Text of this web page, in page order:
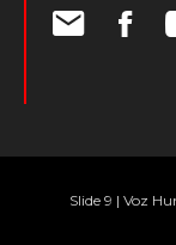
Slide 9 | Voz